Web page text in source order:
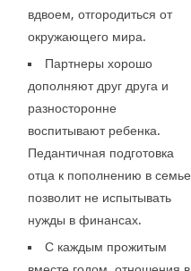
вдвоем, отгородиться от
окружающего мира.
Партнеры хорошо
дополняют друг друга и
разносторонне
воспитывают ребенка.
Педантичная подготовка
отца к пополнению в семье
позволит не испытывать
нужды в финансах.
С каждым прожитым